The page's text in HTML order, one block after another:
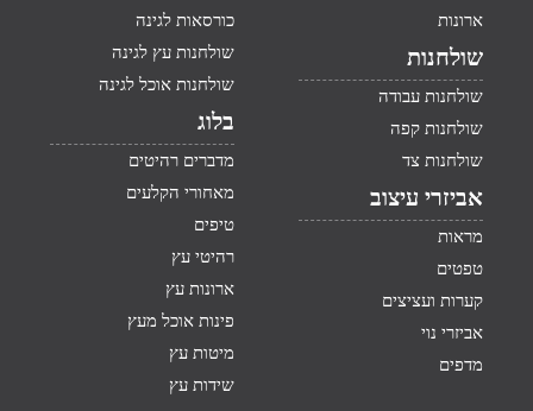
ארונות
שולחנות
שולחנות עבודה
שולחנות קפה
שולחנות צד
אביזרי עיצוב
מראות
טפטים
קערות ועציצים
אביזרי נוי
מדפים
כורסאות לגינה
שולחנות עץ לגינה
שולחנות אוכל לגינה
בלוג
מדברים רהיטים
מאחורי הקלעים
טיפים
רהיטי עץ
ארונות עץ
פינות אוכל מעץ
מיטות עץ
שידות עץ